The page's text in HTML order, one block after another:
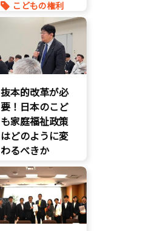
こどもの権利
こども政策
命を守る
養子縁組
抜本的改革が必
要！日本のこど
も家庭福祉政策
はどのように変
わるべきか
こどもの権利
こども政策
議員連盟
障がい児者支
援